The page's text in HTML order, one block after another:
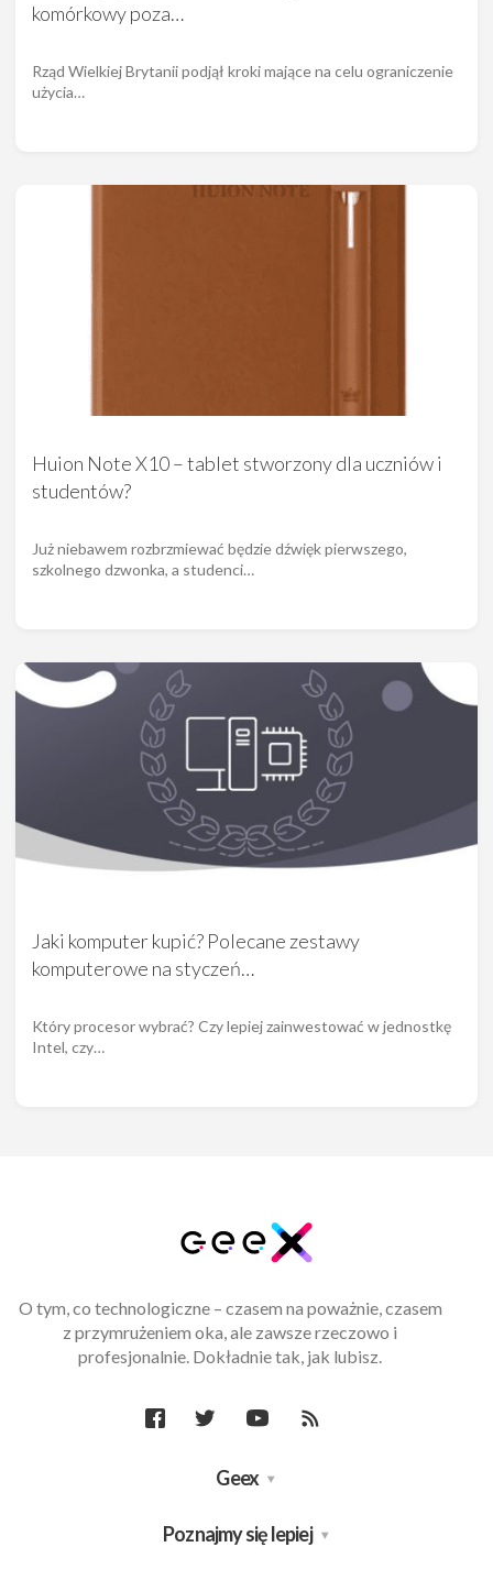
komórkowy poza…
Rząd Wielkiej Brytanii podjął kroki mające na celu ograniczenie
użycia…
Huion Note X10 – tablet stworzony dla uczniów i
studentów?
Już niebawem rozbrzmiewać będzie dźwięk pierwszego,
szkolnego dzwonka, a studenci…
Jaki komputer kupić? Polecane zestawy
komputerowe na styczeń…
Który procesor wybrać? Czy lepiej zainwestować w jednostkę
Intel, czy…
O tym, co technologiczne – czasem na poważnie, czasem
z przymrużeniem oka, ale zawsze rzeczowo i
profesjonalnie. Dokładnie tak, jak lubisz.
Geex
Poznajmy się lepiej